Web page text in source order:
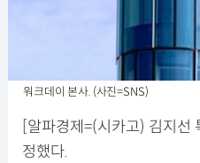
워크데이 본사. (사진=SNS)
[알파경제=(시카고) 김지
정했다.